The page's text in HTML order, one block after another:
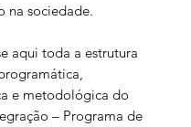
na sociedade.
aqui toda a estrutura
e metodológica do
– Programa de